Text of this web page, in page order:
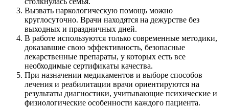
Вызвать наркологическую помощь можно
круглосуточно. Врачи находятся на дежурстве без
выходных и праздничных дней.
В работе используются только современные методики,
доказавшие свою эффективность, безопасные
лекарственные препараты, у которых есть все
необходимые сертификаты качества.
При назначении медикаментов и выборе способов
лечения и реабилитации врачи ориентируются на
результаты диагностики, учитывающие психические и
физиологические особенности каждого пациента.